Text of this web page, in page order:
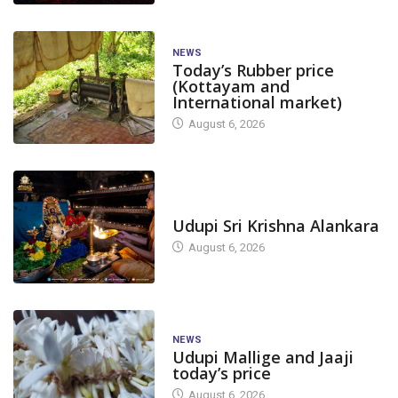
NEWS
Today’s Rubber price
(Kottayam and
International market)
August 6, 2026
Udupi Sri Krishna Alankara
August 6, 2026
NEWS
Udupi Mallige and Jaaji
today’s price
August 6, 2026